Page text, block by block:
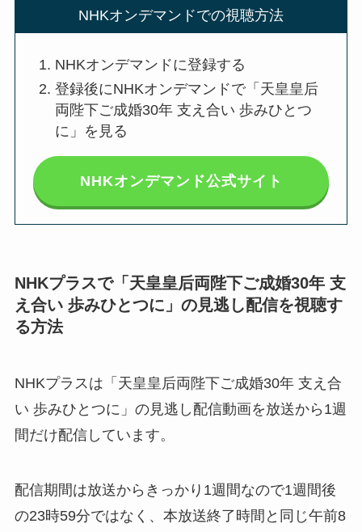
NHKオンデマンドでの視聴方法
NHKオンデマンドに登録する
登録後にNHKオンデマンドで「天皇皇后
両陛下ご成婚30年 支え合い 歩みひとつ
に」を見る
NHKオンデマンド公式サイト
NHKプラスで「天皇皇后両陛下ご成婚30年 支
え合い 歩みひとつに」の見逃し配信を視聴す
る方法
NHKプラスは「天皇皇后両陛下ご成婚30年 支え合
い 歩みひとつに」の見逃し配信動画を放送から1週
間だけ配信しています。
配信期間は放送からきっかり1週間なので1週間後
の23時59分ではなく、本放送終了時間と同じ午前8